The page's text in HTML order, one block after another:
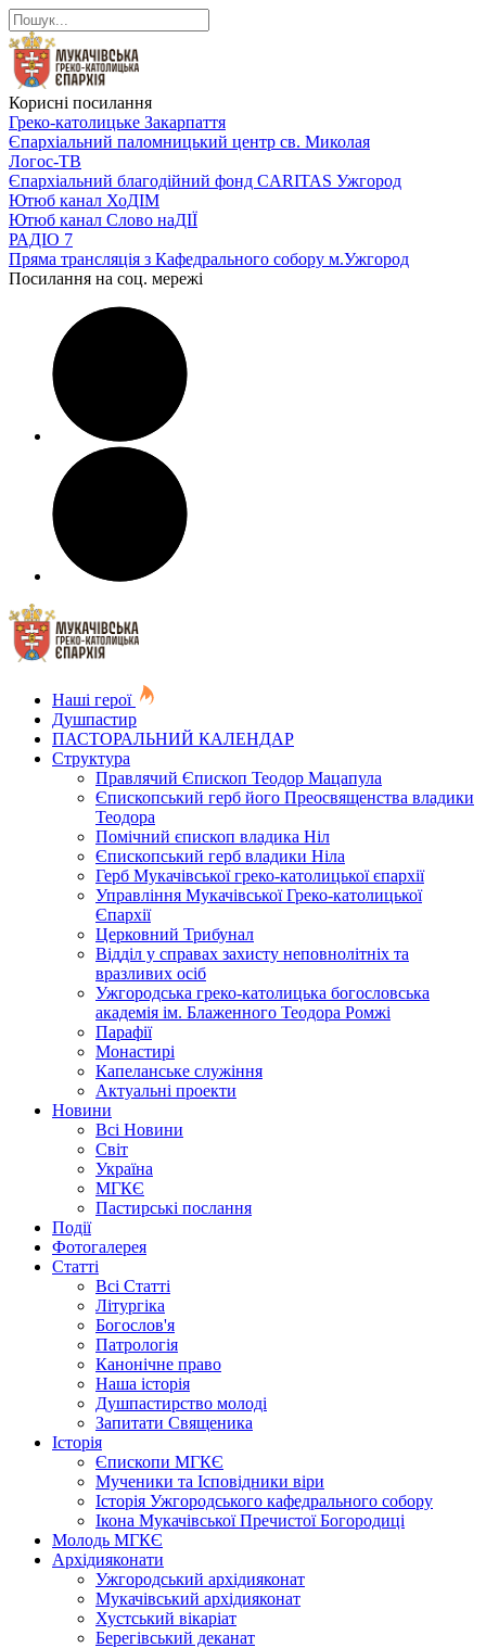
Корисні посилання
Греко-католицьке Закарпаття
Єпархіальний паломницький центр св. Миколая
Логос-ТВ
Єпархіальний благодійний фонд CARITAS Ужгород
Ютюб канал ХоДІМ
Ютюб канал Слово наДІЇ
РАДІО 7
Пряма трансляція з Кафедрального собору м.Ужгород
Посилання на соц. мережі
Наші герої
Душпастир
ПАСТОРАЛЬНИЙ КАЛЕНДАР
Структура
Правлячий Єпископ Теодор Мацапула
Єпископський герб його Преосвященства владики
Теодора
Помічний єпископ владика Ніл
Єпископський герб владики Ніла
Герб Мукачівської греко-католицької єпархії
Управління Мукачівської Греко-католицької
Єпархії
Церковний Трибунал
Відділ у справах захисту неповнолітніх та
вразливих осіб
Ужгородська греко-католицька богословська
академія ім. Блаженного Теодора Ромжі
Парафії
Монастирі
Капеланське служіння
Актуальні проекти
Новини
Всі Новини
Світ
Україна
МГКЄ
Пастирські послання
Події
Фотогалерея
Статті
Всі Статті
Літургіка
Богослов'я
Патрологія
Канонічне право
Наша історія
Душпастирство молоді
Запитати Священика
Історія
Єпископи МГКЄ
Мученики та Ісповідники віри
Історія Ужгородського кафедрального собору
Ікона Мукачівської Пречистої Богородиці
Молодь МГКЄ
Архідияконати
Ужгородський архідияконат
Мукачівський архідияконат
Хустський вікаріат
Берегівський деканат